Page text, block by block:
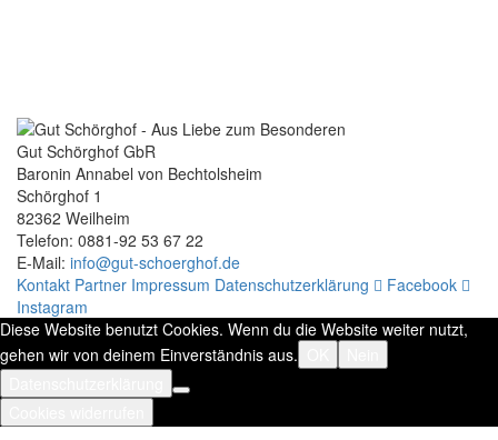
Gut Schörghof GbR
Baronin Annabel von Bechtolsheim
Schörghof 1
82362 Weilheim
Telefon: 0881-92 53 67 22
E-Mail: info@gut-schoerghof.de
Kontakt Partner Impressum Datenschutzerklärung
Facebook
Instagram
Diese Website benutzt Cookies. Wenn du die Website weiter nutzt,
gehen wir von deinem Einverständnis aus.